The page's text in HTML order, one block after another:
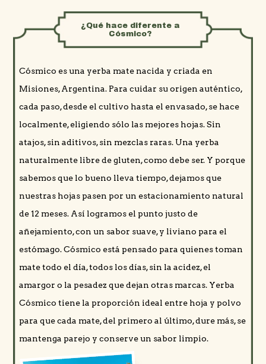
¿Qué hace diferente a
Cósmico?
Cósmico es una yerba mate nacida y criada en
Misiones, Argentina. Para cuidar su origen auténtico,
cada paso, desde el cultivo hasta el envasado, se hace
localmente, eligiendo sólo las mejores hojas. Sin
atajos, sin aditivos, sin mezclas raras. Una yerba
naturalmente libre de gluten, como debe ser. Y porque
sabemos que lo bueno lleva tiempo, dejamos que
nuestras hojas pasen por un estacionamiento natural
de 12 meses. Así logramos el punto justo de
añejamiento, con un sabor suave, y liviano para el
estómago. Cósmico está pensado para quienes toman
mate todo el día, todos los días, sin la acidez, el
amargor o la pesadez que dejan otras marcas. Yerba
Cósmico tiene la proporción ideal entre hoja y polvo
para que cada mate, del primero al último, dure más, se
mantenga parejo y conserve un sabor limpio.